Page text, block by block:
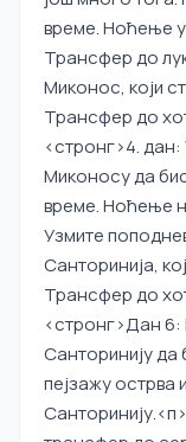
време. Ноћење
Трансфер до
Миконос, који
Трансфер до
<стронг>4. дан:
Миконосу да
време. Ноћење
Узмите
Санторинија,
Трансфер до
<стронг>Дан 6:
Санторинију да
пејзажу
Санторинију.